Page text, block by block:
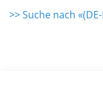
>> Suche nach